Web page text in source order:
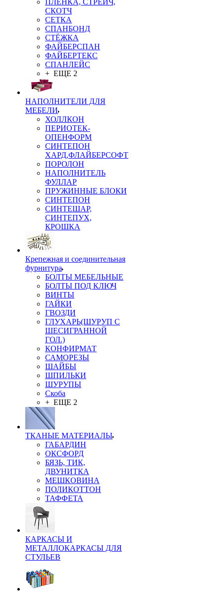
ПЛЁНКА, СТРЕЙЧ,
СКОТЧ
СЕТКА
СПАНБОНД
СТЁЖКА
ФАЙБЕРСПАН
ФАЙБЕРТЕКС
СПАНЛЕЙС
+ ЕЩЕ 2
НАПОЛНИТЕЛИ ДЛЯ
МЕБЕЛИ
ХОЛЛКОН
ПЕРИОТЕК-
ОПЕНФОРМ
СИНТЕПОН
ХАРД,ФЛАЙБЕРСОФТ
ПОРОЛОН
НАПОЛНИТЕЛЬ
ФУЛЛАР
ПРУЖИННЫЕ БЛОКИ
СИНТЕПОН
СИНТЕШАР,
СИНТЕПУХ,
КРОШКА
Крепежная и соединительная
фурнитура
БОЛТЫ МЕБЕЛЬНЫЕ
БОЛТЫ ПОД КЛЮЧ
ВИНТЫ
ГАЙКИ
ГВОЗДИ
ГЛУХАРЬ(ШУРУП С
ШЕСИГРАННОЙ
ГОЛ.)
КОНФИРМАТ
САМОРЕЗЫ
ШАЙБЫ
ШПИЛЬКИ
ШУРУПЫ
Скоба
+ ЕЩЕ 2
ТКАНЫЕ МАТЕРИАЛЫ
ГАБАРДИН
ОКСФОРД
БЯЗЬ, ТИК,
ДВУНИТКА
МЕШКОВИНА
ПОЛИКОТТОН
ТАФФЕТА
КАРКАСЫ И
МЕТАЛЛОКАРКАСЫ ДЛЯ
СТУЛЬЕВ